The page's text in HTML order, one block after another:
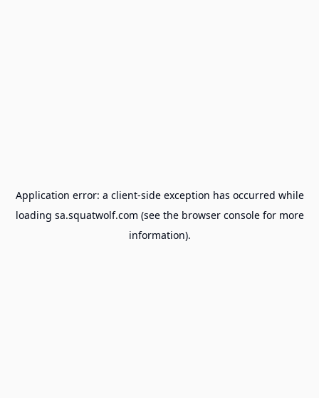
Application error: a client-side exception has occurred while
loading sa.squatwolf.com (see the browser consolefor more
information).